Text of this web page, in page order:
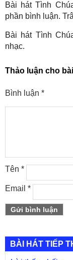
Bài hát Tình
phần bình luận.
Bài hát Tình
nhạc.
Thảo luận cho
Bình luận *
Tên *
Email *
BÀI HÁT TIẾP